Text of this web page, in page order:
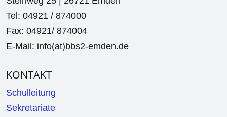
Tel: 04921 / 874000
Fax: 04921/ 874004
E-Mail: info(at)bbs2-emden.de
KONTAKT
Schulleitung
Sekretariate